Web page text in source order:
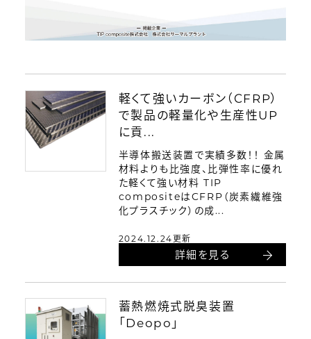
軽くて強いカーボン（CFRP）
で製品の軽量化や生産性UP
に貢...
半導体搬送装置で実績多数！！ 金属
材料よりも比強度、比弾性率に優れ
た軽くて強い材料 TIP
compositeはCFRP（炭素繊維強
化プラスチック）の成...
2024.12.24更新
詳細を見る
蓄熱燃焼式脱臭装置
「Deopo」